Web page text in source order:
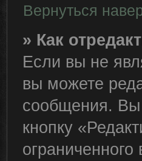
Вернуться
» Как
Если вы не
вы можете
сообщения. Вы
кнопку